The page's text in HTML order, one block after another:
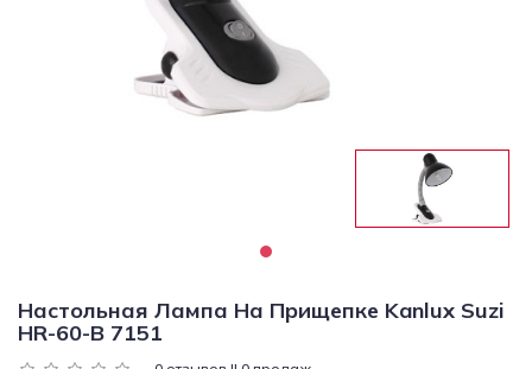
Настольная Лампа На Прищепке Kanlux Suzi
HR-60-B 7151